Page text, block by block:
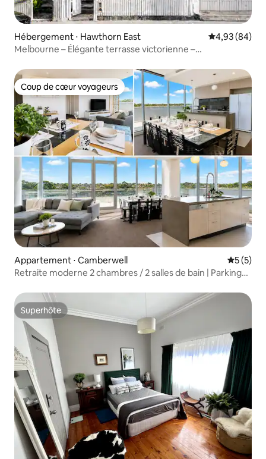
Hébergement ⋅ Hawthorn East Évaluation
4,93 (84)
Melbourne – Élégante terrasse victorienne –
Coup de cœur voyageurs
Coup de cœur voyageurs
Appartement ⋅ Camberwell
5 (5)
Retraite moderne 2 chambres / 2 salles de bain | Parking
Superhôte
Superhôte